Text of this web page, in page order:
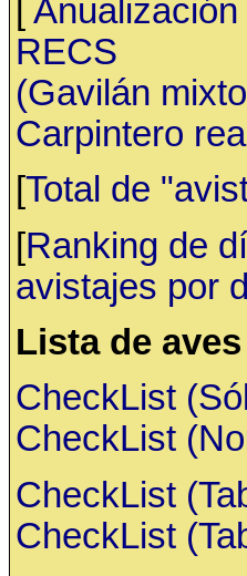
[
RECS
(Gavilán
Carpintero
[Total de
[Ranking de
avistajes por
Lista de
CheckList
CheckList
CheckList
CheckList